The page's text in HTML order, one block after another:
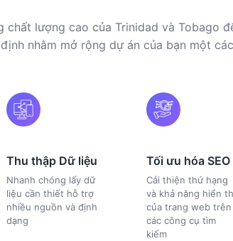
chất lượng cao của Trinidad và Tobago
nhằm mở rộng dự án của bạn một
Thu thập Dữ liệu
Nhanh chóng lấy dữ
liệu cần thiết hỗ trợ
nhiều nguồn và định
dạng
Tối ưu hóa SEO
Cải thiện thứ hạng
và khả năng hiển
của trang web trên
các công cụ tìm
kiếm